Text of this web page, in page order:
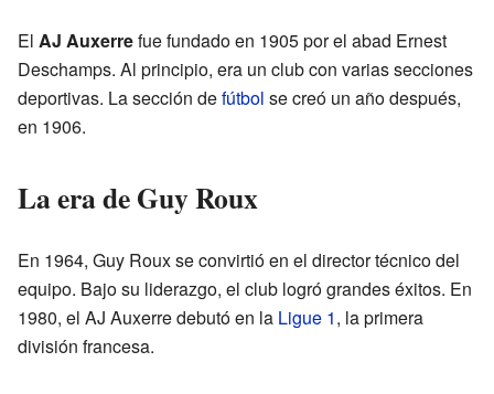
El AJ Auxerrefue fundado en 1905 por el abad Ernest
Deschamps. Al principio, era un club con varias secciones
deportivas. La sección defútbol se creó un año después,
en 1906.
La era de Guy Roux
En 1964, Guy Roux se convirtió en el director técnico del
equipo. Bajo su liderazgo, el club logró grandes éxitos. En
1980, el AJ Auxerre debutó en la Ligue 1, la primera
división francesa.